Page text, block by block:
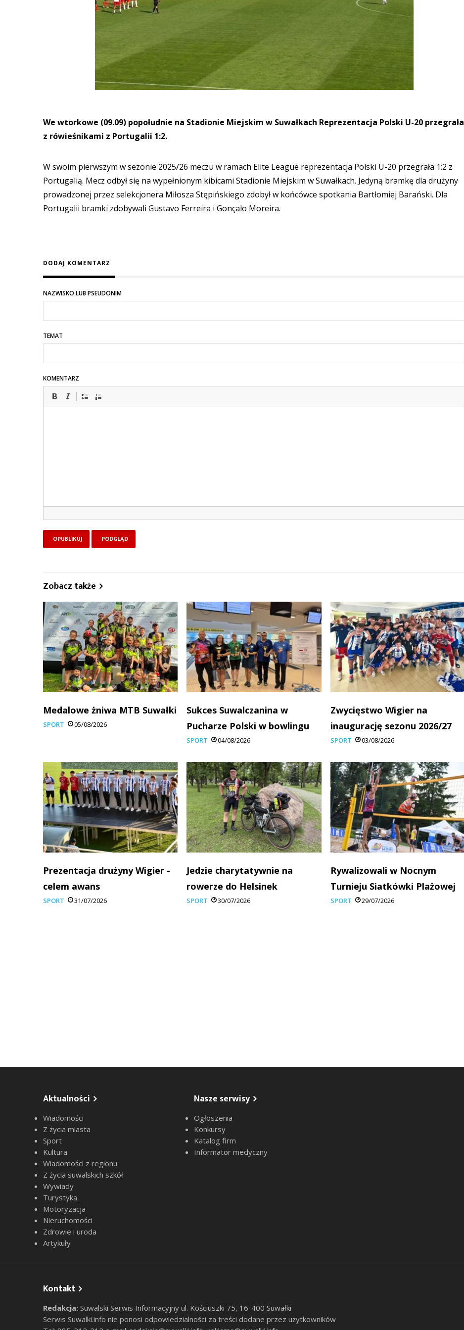
We wtorkowe (09.09) popołudnie na Stadionie Miejskim w Suwałkach Reprezentacja Polski U-20 przegrała
z rówieśnikami z Portugalii 1:2.
W swoim pierwszym w sezonie 2025/26 meczu w ramach Elite League reprezentacja Polski U-20 przegrała 1:2 z
Portugalią. Mecz odbył się na wypełnionym kibicami Stadionie Miejskim w Suwałkach. Jedyną bramkę dla drużyny
prowadzonej przez selekcjonera Miłosza Stępińskiego zdobył w końcówce spotkania Bartłomiej Barański. Dla
Portugalii bramki zdobywali Gustavo Ferreira i Gonçalo Moreira.
DODAJ KOMENTARZ
NAZWISKO LUB PSEUDONIM
TEMAT
KOMENTARZ
Zobacz także
Medalowe żniwa MTB Suwałki
SPORT 05/08/2026
Sukces Suwalczanina w
Pucharze Polski w bowlingu
SPORT 04/08/2026
Zwycięstwo Wigier na
inaugurację sezonu 2026/27
SPORT 03/08/2026
Prezentacja drużyny Wigier -
celem awans
SPORT 31/07/2026
Jedzie charytatywnie na
rowerze do Helsinek
SPORT 30/07/2026
Rywalizowali w Nocnym
Turnieju Siatkówki Plażowej
SPORT 29/07/2026
Aktualności
Wiadomości
Z życia miasta
Sport
Kultura
Wiadomości z regionu
Z życia suwalskich szkół
Wywiady
Turystyka
Motoryzacja
Nieruchomości
Zdrowie i uroda
Artykuły
Nasze serwisy
Ogłoszenia
Konkursy
Katalog firm
Informator medyczny
Kontakt
Redakcja: Suwalski Serwis Informacyjny ul. Kościuszki 75, 16-400 Suwałki
Serwis Suwalki.info nie ponosi odpowiedzialności za treści dodane przez użytkowników